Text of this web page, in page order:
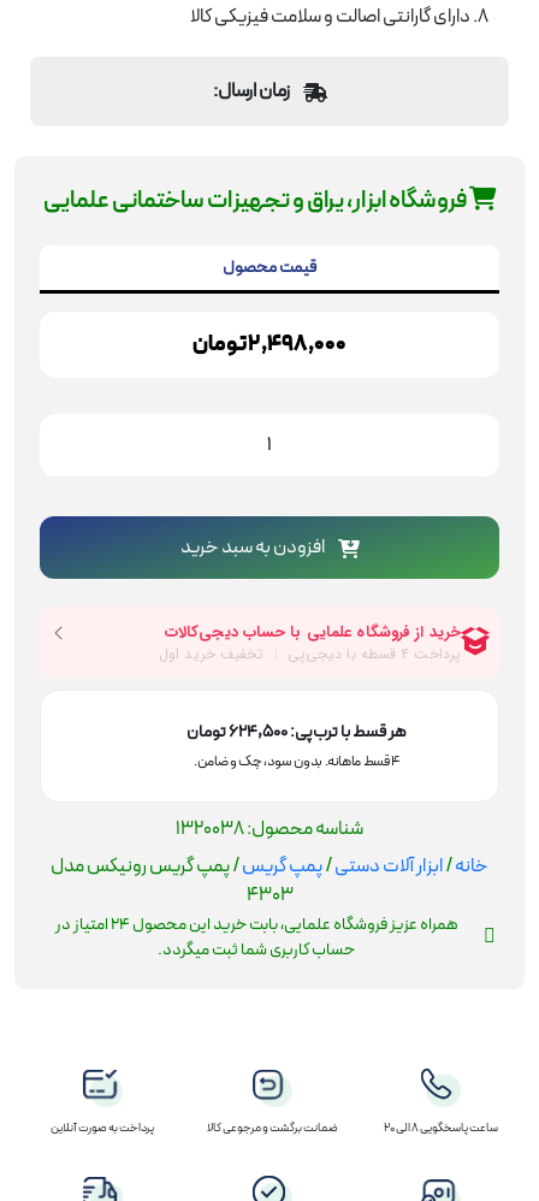
دارای گارانتی اصالت و سلامت فیزیکی کالا
زمان ارسال:
فروشگاه ابزار، یراق و تجهیزات ساختمانی علمایی
قیمت محصول
2,498,000تومان
4303
عدد
افزودن به سبد خرید
هر قسط با ترب‌پی:624,500تومان
۴ قسط ماهانه. بدون سود، چک و ضامن.
شناسه محصول:1320038
خانه/ابزار آلات دستی/پمپ گریس/ پمپ گریس رونیکس مدل
4303
همراه عزیز فروشگاه علمایی، بابت خرید این محصول24امتیاز در
حساب کاربری شما ثبت میگردد.
ساعت پاسخگویی 8 الی 20 ضمانت برگشت و مرجوعی کالا پرداخت به صورت آنلاین